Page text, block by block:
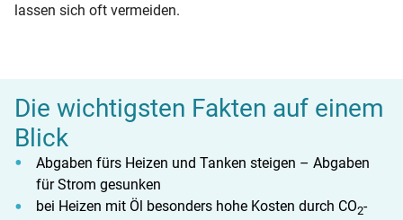
lassen sich oft vermeiden.
Die wichtigsten Fakten auf einem
Blick
Abgaben fürs Heizen und Tanken steigen – Abgaben
für Strom gesunken
bei Heizen mit Öl besonders hohe Kosten durch CO2-